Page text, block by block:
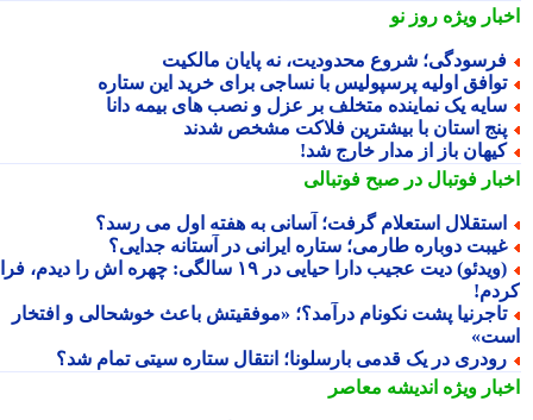
ویژهروز نو
شروع محدودیت، نه پایان مالکیت
اولیه پرسپولیس با نساجی برای خرید این ستاره
یک نماینده متخلف بر عزل و نصب های بیمه دانا
استان با بیشترین فلاکت مشخص شدند
باز از مدار خارج شد!
فوتبال در صبح فوتبالی
استعلام گرفت؛ آسانی به هفته اول می رسد؟
دوباره طارمی؛ ستاره ایرانی در آستانه جدایی؟
(ویدئو) دیت عجیب دارا حیایی در ۱۹ سالگی: چهره اش را دیدم، فرار
پشت نکونام درآمد؟؛ «موفقیتش باعث خوشحالی و افتخار
در یک قدمی بارسلونا؛ انتقال ستاره سیتی تمام شد؟
ویژهاندیشه معاصر